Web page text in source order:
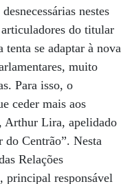
nestes
do titular
se adaptar à nova
muito
Para isso, o
ceder mais aos
Arthur Lira, apelidado
do Centrão”. Nesta
Relações
principal responsável